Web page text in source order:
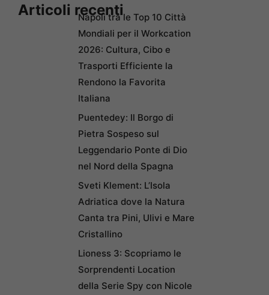
Articoli recentiNapoli tra le Top 10 Città
Mondiali per il Workcation
2026: Cultura, Cibo e
Trasporti Efficiente la
Rendono la Favorita
Italiana
Puentedey: Il Borgo di
Pietra Sospeso sul
Leggendario Ponte di Dio
nel Nord della Spagna
Sveti Klement: L’Isola
Adriatica dove la Natura
Canta tra Pini, Ulivi e Mare
Cristallino
Lioness 3: Scopriamo le
Sorprendenti Location
della Serie Spy con Nicole